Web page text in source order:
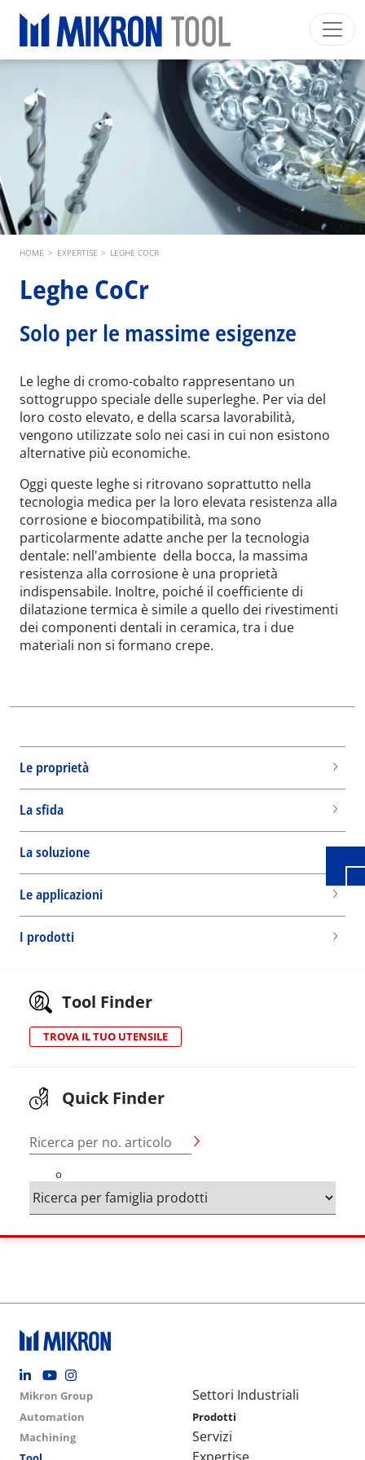
Automation Machining Tool
Area riservata Download
Main navigation
SETTORI INDUSTRIALI
PRODOTTI
SERVIZI
EXPERTISE
INSIDE MIKRON TOOL
Breadcrumb
HOME > EXPERTISE > LEGHE COCR
Leghe CoCr
Solo per le massime esigenze
Le leghe di cromo-cobalto rappresentano un
sottogruppo speciale delle superleghe. Per via del
loro costo elevato, e della scarsa lavorabilità,
vengono utilizzate solo nei casi in cui non esistono
alternative più economiche.
Oggi queste leghe si ritrovano soprattutto nella
tecnologia medica per la loro elevata resistenza alla
corrosione e biocompatibilità, ma sono
particolarmente adatte anche per la tecnologia
dentale: nell'ambiente della bocca, la massima
resistenza alla corrosione è una proprietà
indispensabile. Inoltre, poiché il coefficiente di
dilatazione termica è simile a quello dei rivestimenti
dei componenti dentali in ceramica, tra i due
materiali non si formano crepe.
Le proprietà
La sfida
La soluzione
Le applicazioni
I prodotti
Tool Finder
TROVA IL TUO UTENSILE
Quick Finder
Ricerca per no. articolo
o
Footer social
Group menu
Mikron Group
Automation
Machining
Main navigation
Settori Industriali
Prodotti
Servizi